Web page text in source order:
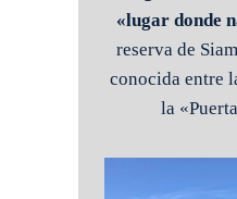
«lugar donde
reserva de
conocida entre
la